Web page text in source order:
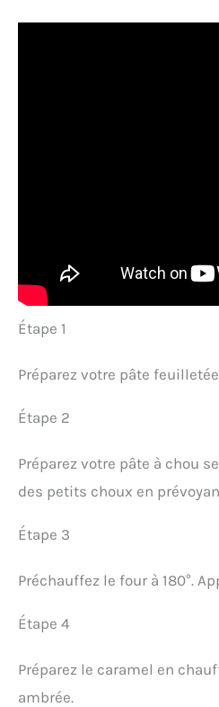
Étape 1
Préparez votre pâte
Étape 2
Préparez votre pâte à chou
des petits choux en
Étape 3
Préchauffez le four à 180°.
Étape 4
Préparez le caramel en
ambrée.